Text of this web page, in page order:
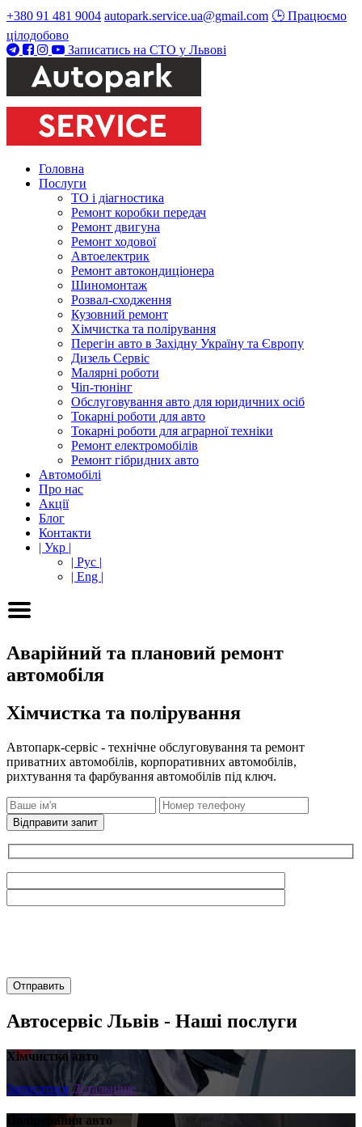
+380 91 481 9004 autopark.service.ua@gmail.com 🕒 Працюємо
цілодобово
Записатись на СТО у Львові
Головна
Послуги
ТО і діагностика
Ремонт коробки передач
Ремонт двигуна
Ремонт ходової
Автоелектрик
Ремонт автокондиціонера
Шиномонтаж
Розвал-сходження
Кузовний ремонт
Хімчистка та полірування
Перегін авто в Західну Україну та Європу
Дизель Сервіс
Малярні роботи
Чіп-тюнінг
Обслуговування авто для юридичних осіб
Токарні роботи для авто
Токарні роботи для аграрної техніки
Ремонт електромобілів
Ремонт гібридних авто
Автомобілі
Про нас
Акції
Блог
Контакти
| Укр |
| Рус |
| Eng |
Аварійний та плановий ремонт
автомобіля
Хімчистка та полірування
Автопарк-сервіс - технічне обслуговування та ремонт
приватних автомобілів, корпоративних автомобілів,
рихтування та фарбування автомобілів під ключ.
Відправити запит
Автосервіс Львів - Наші послуги
Хімчистка авто
Записатися Детальніше
Полірування авто